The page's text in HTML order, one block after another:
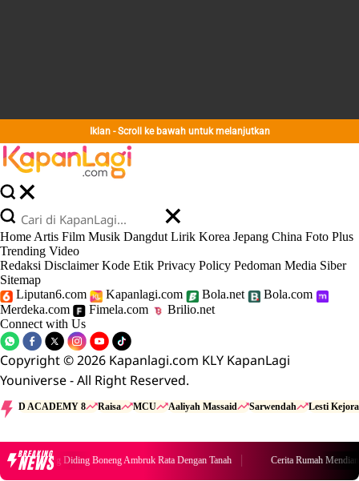
Iklan - Scroll ke bawah untuk melanjutkan
Home Artis Film Musik Dangdut Lirik Korea Jepang China Foto Plus
Trending Video
Redaksi Disclaimer Kode Etik Privacy Policy Pedoman Media Siber
Sitemap
Liputan6.com
Kapanlagi.com Bola.net
Bola.com
Merdeka.com
Fimela.com
Brilio.net
Connect with Us
Copyright © 2026 Kapanlagi.com KLY KapanLagi
Youniverse - All Right Reserved.
D ACADEMY 8 Raisa MCU Aaliyah Massaid Sarwendah Lesti Kejora
BREAKING
NEWS
Mendiang Diding Boneng Ambruk Rata Dengan Tanah Cerita Rumah Mendiang